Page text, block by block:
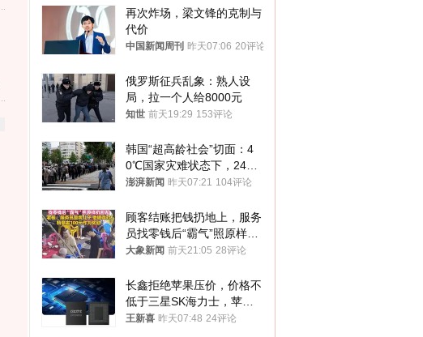
再次炸场，梁文锋的克制与
代价
中国新闻周刊 昨天07:06 20评论
俄罗斯征兵乱象：熟人设
局，拉一个人给8000元
知世 前天19:29 153评论
韩国“超高龄社会”切面：4
0℃国家灾难状态下，2400
名首尔老人还在巷子里收废
澎湃新闻 昨天07:21 104评论
顾客结账把钱扔地上，服务
员找零钱后“霸气”照原样扔
回去
大象新闻 前天21:05 28评论
长鑫拒绝苹果压价，价格不
低于三星SK海力士，苹果
失去了议价权
王新喜 昨天07:48 24评论